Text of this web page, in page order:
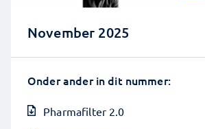
November 2025
Onder ander in dit nummer:
Pharmafilter 2.0